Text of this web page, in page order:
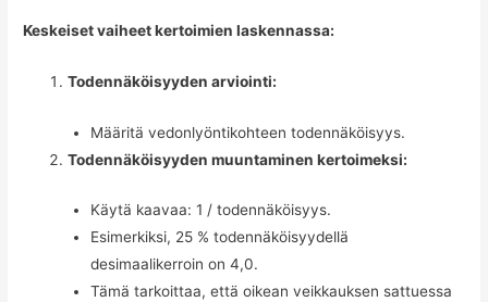
Keskeiset vaiheet kertoimien laskennassa:
Todennäköisyyden arviointi:
Määritä vedonlyöntikohteen todennäköisyys.
Todennäköisyyden muuntaminen kertoimeksi:
Käytä kaavaa: 1 / todennäköisyys.
Esimerkiksi, 25 % todennäköisyydellä
desimaalikerroin on 4,0.
Tämä tarkoittaa, että oikean veikkauksen sattuessa